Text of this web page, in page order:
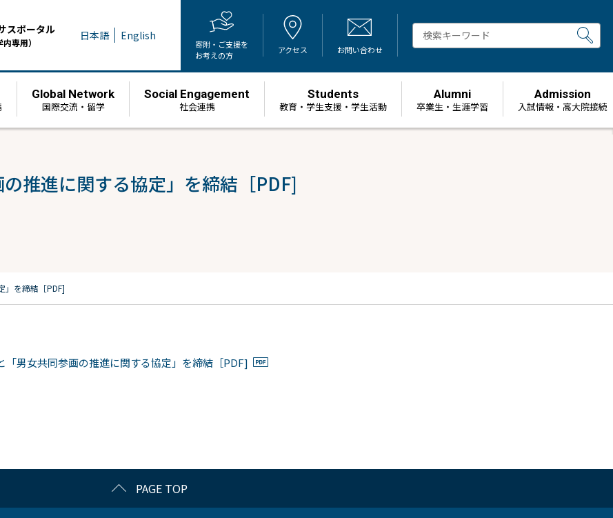
スポータル
内専用） 日本語 English
寄附・ご支援を
お考えの方
アクセス お問い合わせ
Global Network
国際交流・留学
Social Engagement
社会連携
Students
教育・学生支援・学生活動
Alumni
卒業生・生涯学習
Admission
⼊試情報・高大院接続
推進に関する協定」を締結［PDF]
」を締結［PDF]
「男女共同参画の推進に関する協定」を締結［PDF]
PAGE TOP